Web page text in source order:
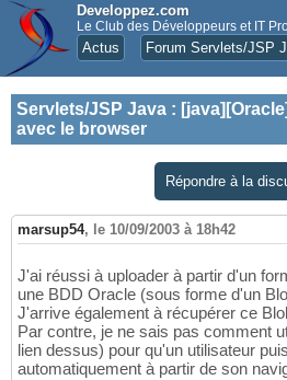
Developpez.com
Le Club des Développeurs et IT
Actus Forum Servlets/JSP
Servlets/JSP Java :
avec le browser
Répondre à la
marsup54, le 10/09/2003 à 18h42
J'ai réussi à uploader à partir d'un
une BDD Oracle (sous forme d'un
J'arrive également à récupérer ce
Par contre, je ne sais pas comment
lien dessus) pour qu'un utilisateur
automatiquement à partir de son